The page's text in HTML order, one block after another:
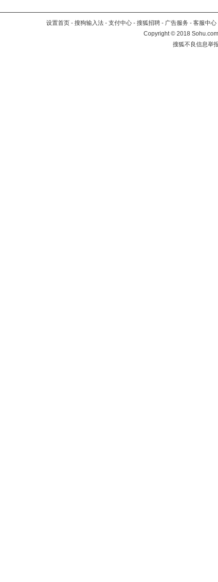
设置首页 - 搜狗输入法 - 支付中心 - 搜狐招聘 - 广告服务 - 客服中心
Copyright©2018
搜狐不良信息举